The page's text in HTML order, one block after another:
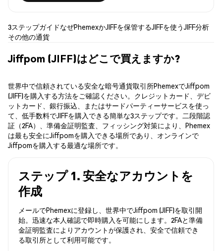
3ステップガイドなぜPhemexかJIFFを保管するJIFFを使うJIFF分析
その他の通貨
Jiffpom (JIFF)はどこで買えますか?
世界中で信頼されている安全な暗号通貨取引所PhemexでJiffpom
(JIFF)を購入する方法をご確認ください。クレジットカード、デビ
ットカード、銀行振込、またはサードパーティーサービスを使っ
て、低手数料でJIFFを購入できる簡単な3ステップです。二段階認
証（2FA）、準備金証明監査、フィッシング対策により、Phemex
は最も安全にJiffpomを購入できる場所であり、オンラインで
Jiffpomを購入する最適な場所です。
ステップ 1. 安全なアカウントを
作成
メールでPhemexに登録し、世界中でJiffpom (JIFF)を取引開
始。迅速な本人確認で即時購入を可能にします。2FAと準備
金証明監査によりアカウントが保護され、安全で信頼でき
る取引所として利用可能です。